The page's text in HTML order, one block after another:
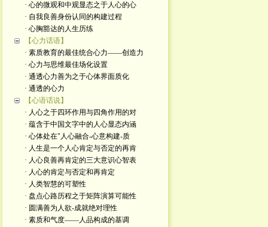
· 心的微观和中观显态之于人心的心
· 自我良善身份认同的构建过程
· 心胸豁达的人生历练
【心力话语】
· 素质教育的最佳统合心力——创造力
· 心力与思维最佳场化设置
· 通透心力善为之于心体界面质化
· 通透的心力
【心语话说】
· 人心之于四环作用与四角作用的对
· 蕴含于中国文字中的人心显态内涵
· 心体处在"人心融合-心意构建-质
· 人生是一个人心肯定与否定的再肯
· 人心良善再肯定的三大意识心智表
· 人心的肯定与否定和再肯定
· 人类智慧的可塑性
· 盘点心路历程之于矩阵演算可能性
· 圆满善为人欲-成就绝对理性
· 素质和气度——人品构成的基调